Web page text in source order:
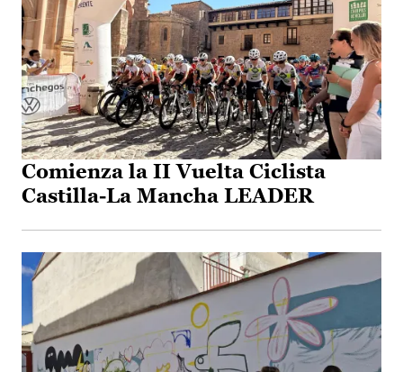
Comienza la II Vuelta Ciclista
Castilla-La Mancha LEADER